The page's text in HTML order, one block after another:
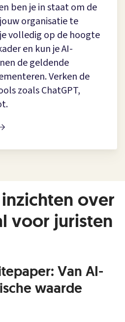
ben je in staat om de
organisatie te
volledig op de hoogte
en kun je AI-
de geldende
Verken de
zoals ChatGPT,
over
voor juristen
Van AI-
waarde